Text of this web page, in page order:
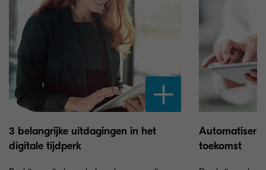
3 belangrijke uitdagingen in het
digitale tijdperk
toekomst